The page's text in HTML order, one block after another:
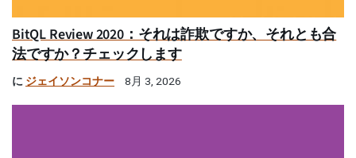
BitQL Review 2020：それは詐欺ですか、それとも合
法ですか？チェックします
に ジェイソンコナー 8月 3, 2026